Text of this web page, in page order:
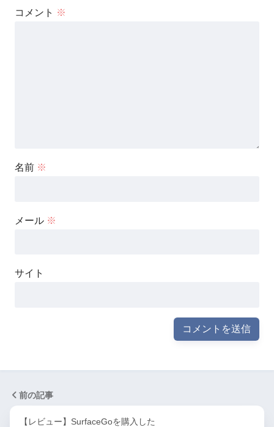
コメント ※
名前 ※
メール ※
サイト
前の記事
【レビュー】SurfaceGoを購入した